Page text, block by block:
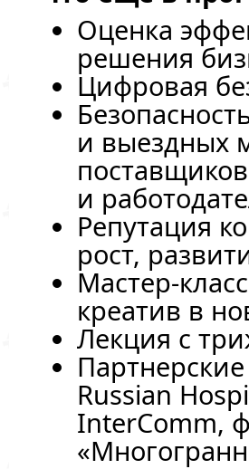
Оценка
решения
Цифровая
и выездных
и
Репутация
рост,
Мастер-класс
креатив в
Лекция с
Russian
InterComm,